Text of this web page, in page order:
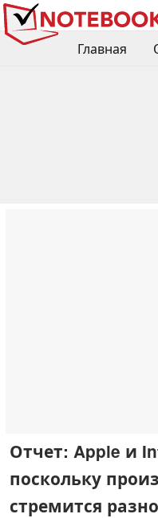
Главная
Отчет: Apple и
поскольку
стремится